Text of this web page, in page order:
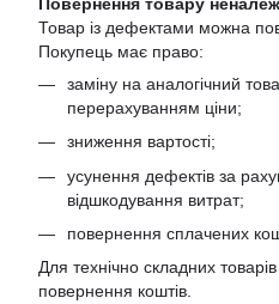
Товар із дефектами можна
Покупець має право:
заміну на аналогічний
перерахуванням ціни;
зниження вартості;
усунення дефектів за
відшкодування витрат;
повернення сплачених
Для технічно складних
повернення коштів.